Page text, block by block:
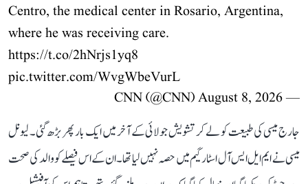
Centro, the medical center in Rosario, Argentina,
where he was receiving care.
https://t.co/2hNrjs1yq8
pic.twitter.com/WvgWbeVurL
— CNN (@CNN)
August 8, 2026
جارج میسی کی طبیعت کو لے کر تشویش جولائی کے آخر میں ایک بار پھر بڑھ گئی۔ لیونل
میسی نے ایم ایل ایس آل اسٹار گیم میں حصہ نہیں لیا تھا۔ ان کے اس فیصلے کو والد کی صحت